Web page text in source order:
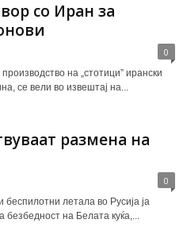
со Иран за
0
на „стотици” ирански
се вели во извештај на...
размена на
0
летала во Русија ја
безбедност на Белата куќа,...